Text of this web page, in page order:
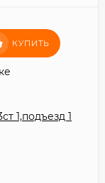
КУПИТЬ
1,подъезд 1